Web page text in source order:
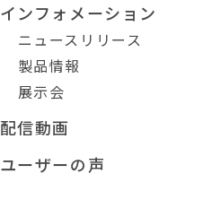
インフォメーション
ニュースリリース
製品情報
展示会
配信動画
ユーザーの声